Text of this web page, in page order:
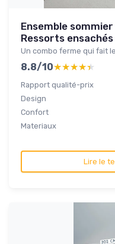
Ensemble
Ressorts
Un combo ferme qui fait
8.8/10★★★★★
★★★★★
Rapport qualité-prix
Design
Confort
Materiaux
Lire le